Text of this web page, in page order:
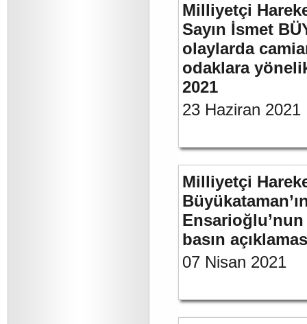
Milliyetçi
Sayın İsmet
olaylarda
odaklara
2021
23 Haziran 2021
Milliyetçi
Ensarioğlu’nun
basın
07 Nisan 2021